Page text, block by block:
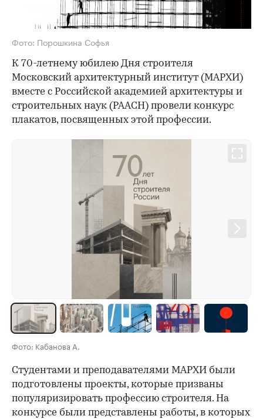
Фото: Порошкина Софья
К 70-летнему юбилею Дня строителя
Московский архитектурный институт (МАРХИ)
вместе с Российской академией архитектуры и
строительных наук (РААСН) провели конкурс
плакатов, посвященных этой профессии.
Фото: Кабанова А.
Студентами и преподавателями МАРХИ были
подготовлены проекты, которые призваны
популяризировать профессию строителя. На
конкурсе были представлены работы, в которых